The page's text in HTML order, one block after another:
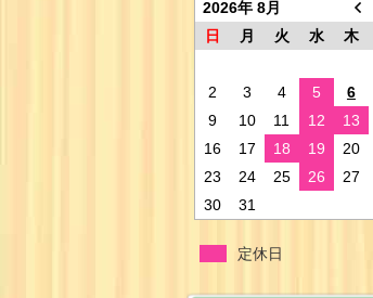
2026年 8月
日
月 火 水 木
2
3 4 5 6
9
10 11 12 13
16
17 18 19 20
23
24 25 26 27
30
31
定休日